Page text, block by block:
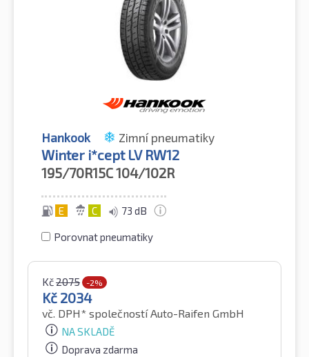
Hankook Zimní pneumatiky
Winter i*cept LV RW12
195/70R15C104/102R
E C 73 dB
Porovnat pneumatiky
Kč2075 -2%
Kč 2034
vč. DPH* společností Auto-Raifen GmbH
NA SKLADĚ
Doprava zdarma